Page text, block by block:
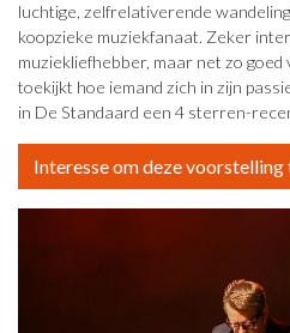
luchtige, zelfrelativerende
koopzieke muziekfanaat. Zeker
muziekliefhebber, maar net zo goed
toekijkt hoe iemand zich in zijn
in De Standaard een 4 sterren-
Interesse om deze voorstelling